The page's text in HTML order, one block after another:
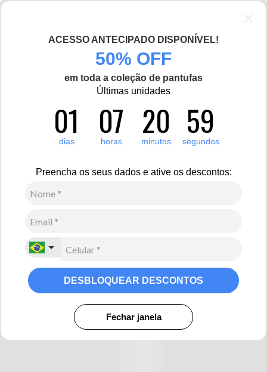
ACESSO ANTECIPADO DISPONÍVEL!
50% OFF
em toda a coleção de pantufas
Últimas unidades
01
dias 07
horas 20
minutos 59
segundos
Preencha os seus dados e ative os descontos:
DESBLOQUEAR DESCONTOS
Fechar janela